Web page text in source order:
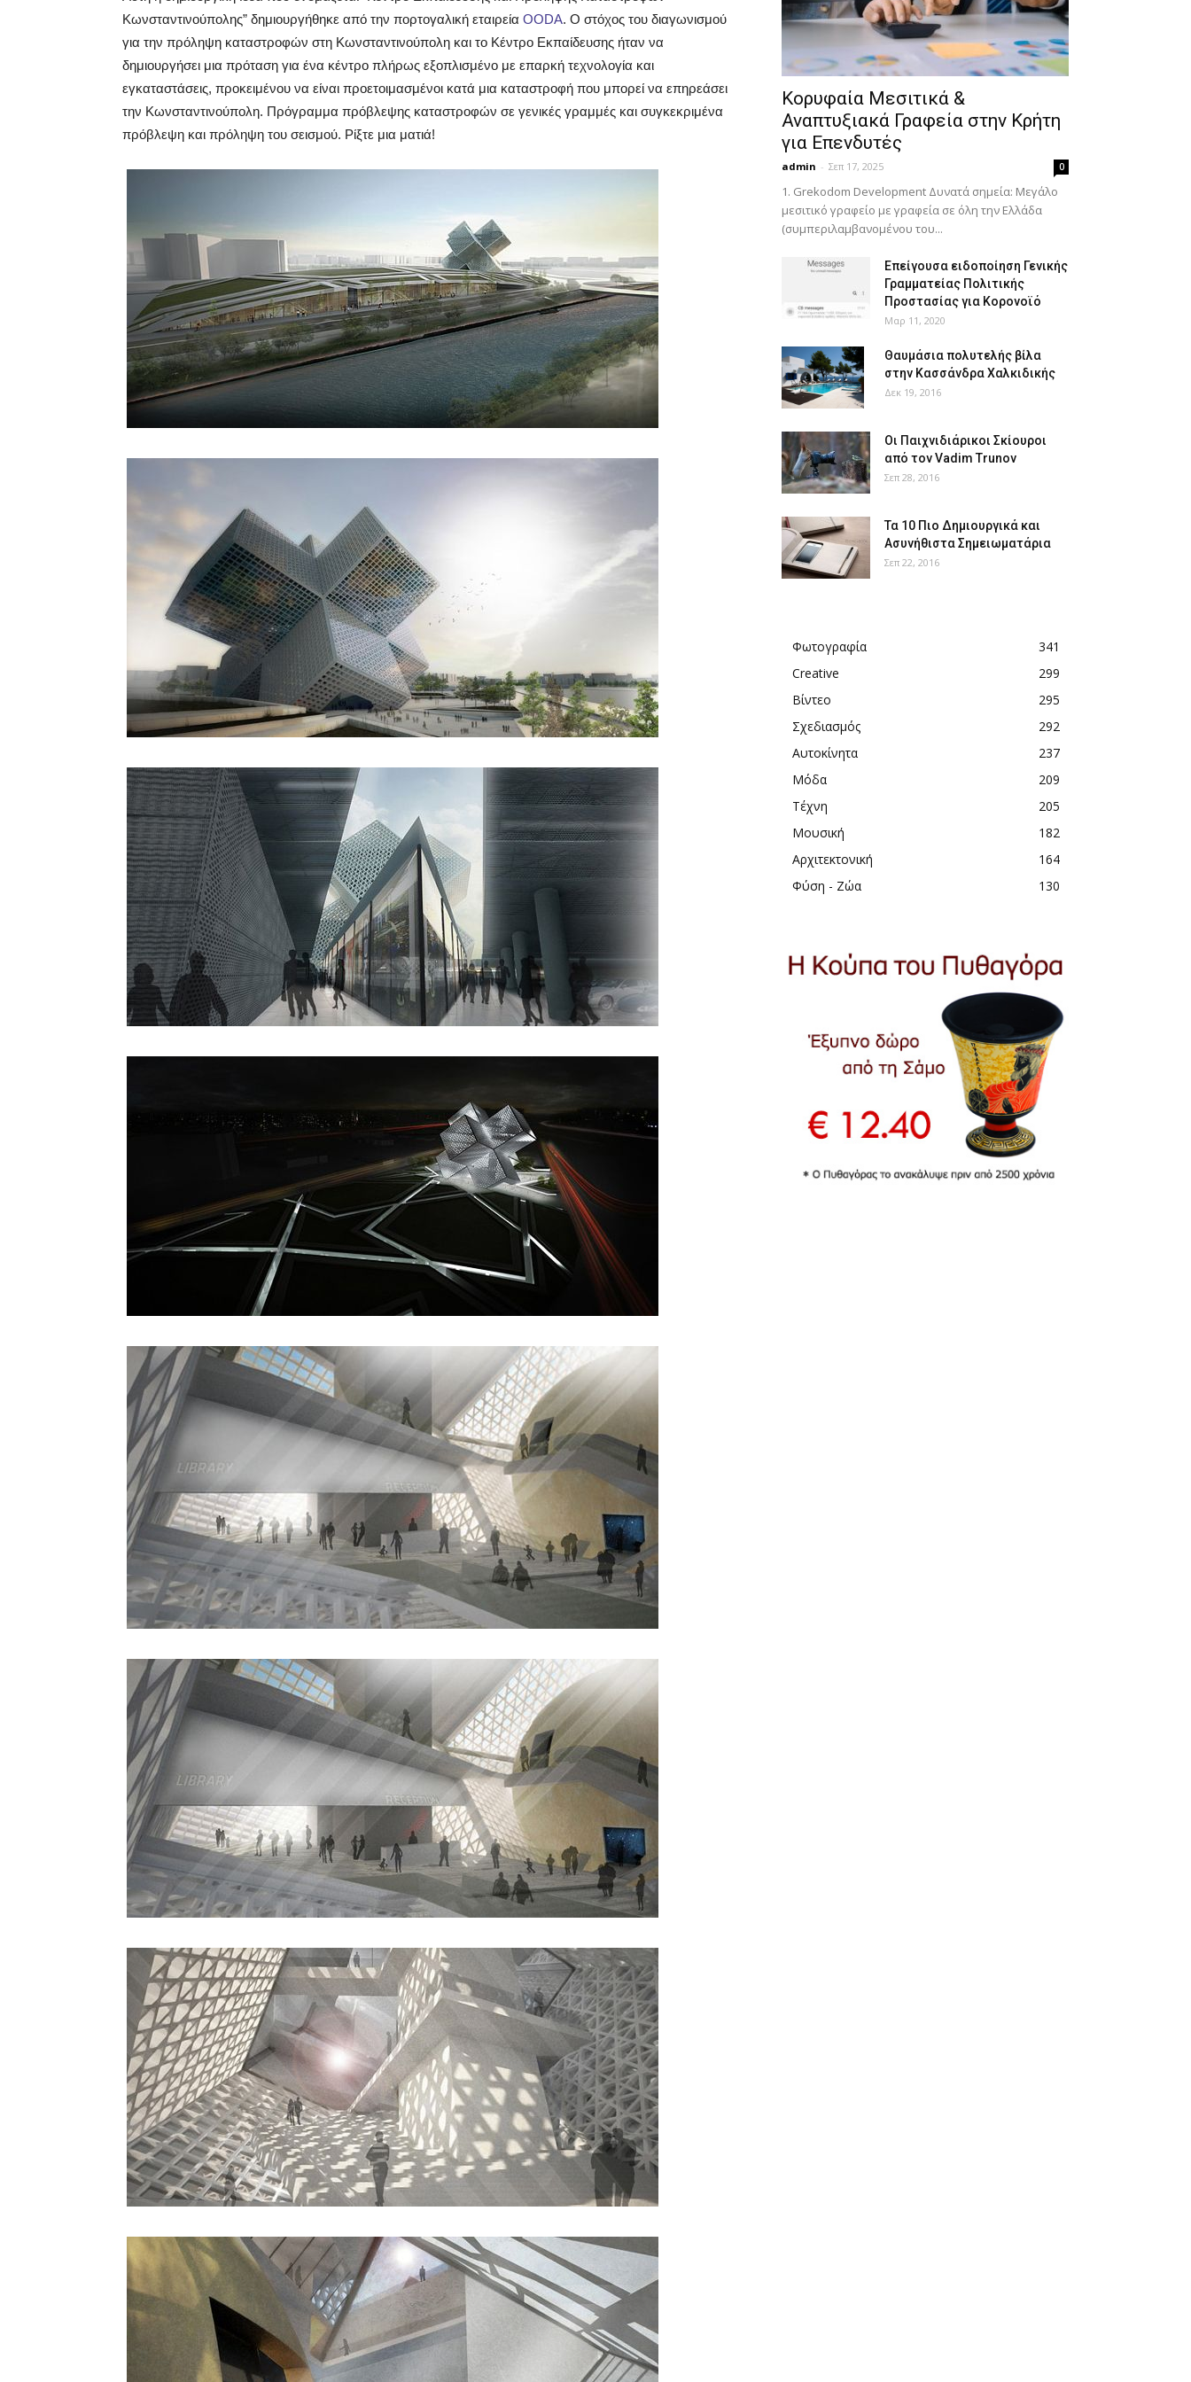
Κωνσταντινούπολης” δημιουργήθηκε από την πορτογαλική εταιρεία OODA. Ο στόχος του διαγωνισμού
για την πρόληψη καταστροφών στη Κωνσταντινούπολη και το Κέντρο Εκπαίδευσης ήταν να
δημιουργήσει μια πρόταση για ένα κέντρο πλήρως εξοπλισμένο με επαρκή τεχνολογία και
εγκαταστάσεις, προκειμένου να είναι προετοιμασμένοι κατά μια καταστροφή που μπορεί να επηρεάσει
την Κωνσταντινούπολη. Πρόγραμμα πρόβλεψης καταστροφών σε γενικές γραμμές και συγκεκριμένα
πρόβλεψη και πρόληψη του σεισμού. Ρίξτε μια ματιά!
Κορυφαία Μεσιτικά &
Αναπτυξιακά Γραφεία στην Κρήτη
για Επενδυτές
admin - Σεπ 17, 2025 0
1. Grekodom Development Δυνατά σημεία: Μεγάλο
μεσιτικό γραφείο με γραφεία σε όλη την Ελλάδα
(συμπεριλαμβανομένου του...
Επείγουσα ειδοποίηση Γενικής
Γραμματείας Πολιτικής
Προστασίας για Κορονοϊό
Μαρ 11, 2020
Θαυμάσια πολυτελής βίλα
στην Κασσάνδρα Χαλκιδικής
Δεκ 19, 2016
Οι Παιχνιδιάρικοι Σκίουροι
από τον Vadim Trunov
Σεπ 28, 2016
Τα 10 Πιο Δημιουργικά και
Ασυνήθιστα Σημειωματάρια
Σεπ 22, 2016
Φωτογραφία
341
Creative
299
Βίντεο
295
Σχεδιασμός
292
Αυτοκίνητα
237
Μόδα
209
Τέχνη
205
Μουσική
182
Αρχιτεκτονική
164
Φύση - Ζώα
130